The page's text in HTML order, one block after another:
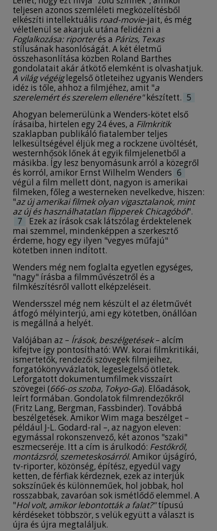
teljesen azonos szemléleti megközelítésből
elkészíti intellektuális road-movie-jait, és még
véletlenül se akarjuk utána felidézni a
Foglalkozása: riporterés a Párizs, Texas
stílusának hasonlóságát. A két életmű
összehasonlítása közben Roland Barthes
gondolatait akár átkötő elemként is olvashatjuk.
A világ végéiglegelső ötleteihez ugyanis Wenders
idéz is tőle, ahhoz a filmjéhez, amit "a
szerelemért és szerelem ellenére"készített. 5
Ahogyan belemerülünk a Wenders-kötet első
írásaiba, hirtelen egy 24 éves, a Filmkritik
szaklapban publikáló fiatalember teljes
lelkesültségével éljük meg a rockzene üvöltését,
westernhősök lőnek át egyik filmjelenetből a
másikba. Így lesz benyomásunk arról a közegről
és korról, amikor Ernst Wilhelm Wenders 6
végül a film mellett dönt, nagyon is amerikai
filmeken, főleg a westerneken nevelkedve, hiszen:
"az új amerikai filmek olyan vigasztalanok, mint
az új és használhatatlan flipperek Chicagóból".
7
Ezek az írások csak látszólag érdektelenek
mai szemmel, mindenképpen a szerkesztő
érdeme, hogy egy ilyen "vegyes műfajú"
kötetben innen indított.
Wenders még nem foglalta egyetlen egységes,
"nagy" írásba a filmművészetről és a
filmkészítésről vallott elképzeléseit.
Wendersszel még nem készült el az életművét
átfogó mélyinterjú, ami egy kötetben, önállóan
is megállná a helyét.
Valójában az – Írások, beszélgetések– alcím
kifejtve így pontosítható: WW. korai filmkritikái,
ismertetők, rendezői szövegek filmjeihez,
forgatókönyvvázlatok, legeslegelső ötletek.
Leforgatott dokumentumfilmek visszaírt
szövegei (666-os szoba, Tokyo-Ga). Előadások,
leírt formában. Gondolatok filmrendezőkről
(Fritz Lang, Bergman, Fassbinder). Továbbá
beszélgetések. Amikor Wim maga beszélget –
például J-L. Godard-ral –, az nagyon eleven:
egymással rokonszenvező, két azonos "szaki"
eszmecseréje. Itt a cím is árulkodó: Festőkről,
montázsról, szemeteskosárról. Amikor újságíró,
tv-riporter, közönség, építész, egyedül vagy
ketten, de férfiak kérdeznek, ezek az interjúk
sokszínűek és különneműek, hol jobbak, hol
rosszabbak, zavaróan sok ismétlődő elemmel. A
"Hol volt, amikor lebontották a falat?"típusú
kérdéseket többször, s velük együtt a választ is
újra és újra megtaláljuk.